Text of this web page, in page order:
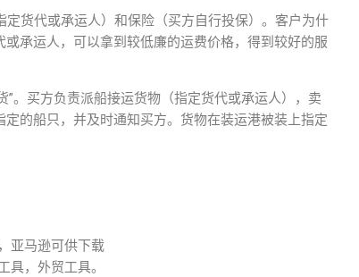
货代或承运人）和保险（买方自行投保）。客户为什
承运人，可以拿到较低廉的运费价格，得到较好的服
”。买方负责派船接运货物（指定货代或承运人），卖
的船只，并及时通知买方。货物在装运港被装上指定
亚马逊可供下载
，外贸工具。